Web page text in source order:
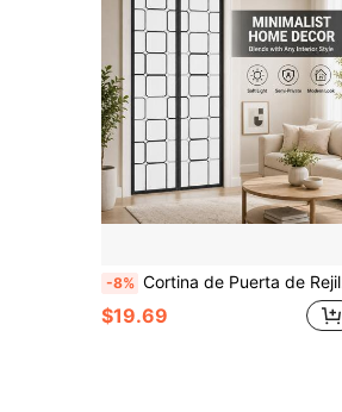
-8% Cortina de Puerta de Rejilla Magnética, Puerta de Pantalla Aislada con Bloques Magnéticos de Cierre Automático, Cubierta de Puerta Barrera de Aire Frío y Caliente, Cortina de Partición Semitransparente, Diseño de Fondo Pesado, Fácil de Pasar, Adecuada para Habitaciones con Aire Acondicionado, Cocinas, Balcones, Patios, Amigable con Mascotas, Múltiples Tamaños Disponibles
$19.69